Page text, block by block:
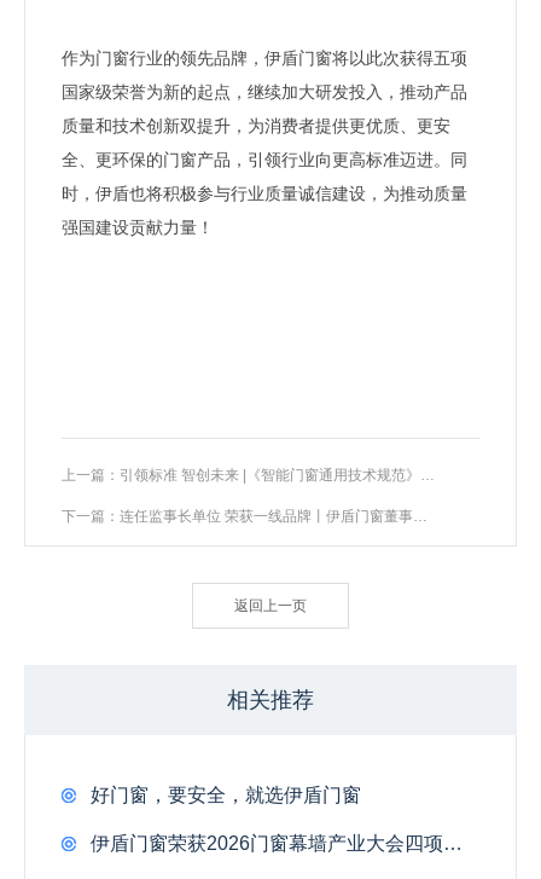
作为门窗行业的领先品牌，伊盾门窗将以此次获得五项
国家级荣誉为新的起点，继续加大研发投入，推动产品
质量和技术创新双提升，为消费者提供更优质、更安
全、更环保的门窗产品，引领行业向更高标准迈进。同
时，伊盾也将积极参与行业质量诚信建设，为推动质量
强国建设贡献力量！
上一篇：引领标准 智创未来 |《智能门窗通用技术规范》讨论会顺利召开
下一篇：连任监事长单位 荣获一线品牌丨伊盾门窗董事长受邀出席行业盛会 斩获多项荣誉
返回上一页
相关推荐
好门窗，要安全，就选伊盾门窗
伊盾门窗荣获2026门窗幕墙产业大会四项大奖